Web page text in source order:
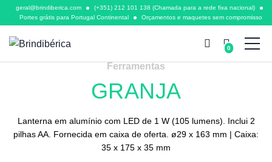
geral@brindiberica.com
(+351) 212 101 138 (Chamada para a rede fixa nacional)
Portes grátis para Portugal Continental
Orçamentos e maquetes sem compromisso
0
Ferramentas
GRANJA
Lanterna em alumínio com LED de 1 W (105 lumens). Inclui 2
pilhas AA. Fornecida em caixa de oferta. ø29 x 163 mm | Caixa:
35 x 175 x 35 mm